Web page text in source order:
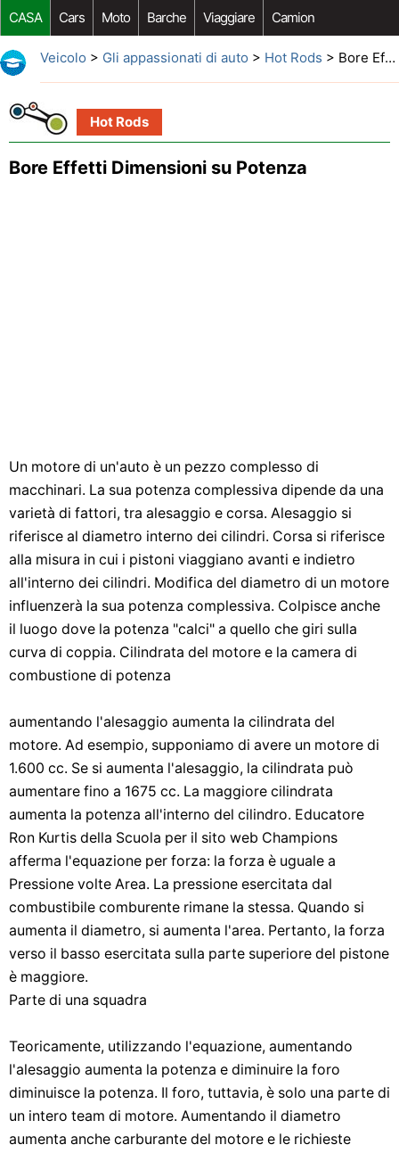
CASA Cars Moto Barche Viaggiare Camion
Riparazione Auto Acquisto Auto Car Opzioni Aftermarket
Veicolo > Gli appassionati di auto > Hot Rods > Bore Effetti Dimensioni su Potenza
Hot Rods
Bore Effetti Dimensioni su Potenza
Un motore di un'auto è un pezzo complesso di
macchinari. La sua potenza complessiva dipende da una
varietà di fattori, tra alesaggio e corsa. Alesaggio si
riferisce al diametro interno dei cilindri. Corsa si riferisce
alla misura in cui i pistoni viaggiano avanti e indietro
all'interno dei cilindri. Modifica del diametro di un motore
influenzerà la sua potenza complessiva. Colpisce anche
il luogo dove la potenza "calci" a quello che giri sulla
curva di coppia. Cilindrata del motore e la camera di
combustione di potenza
aumentando l'alesaggio aumenta la cilindrata del
motore. Ad esempio, supponiamo di avere un motore di
1.600 cc. Se si aumenta l'alesaggio, la cilindrata può
aumentare fino a 1675 cc. La maggiore cilindrata
aumenta la potenza all'interno del cilindro. Educatore
Ron Kurtis della Scuola per il sito web Champions
afferma l'equazione per forza: la forza è uguale a
Pressione volte Area. La pressione esercitata dal
combustibile comburente rimane la stessa. Quando si
aumenta il diametro, si aumenta l'area. Pertanto, la forza
verso il basso esercitata sulla parte superiore del pistone
è maggiore.
Parte di una squadra
Teoricamente, utilizzando l'equazione, aumentando
l'alesaggio aumenta la potenza e diminuire la foro
diminuisce la potenza. Il foro, tuttavia, è solo una parte di
un intero team di motore. Aumentando il diametro
aumenta anche carburante del motore e le richieste